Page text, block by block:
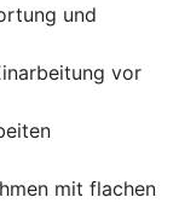
und
vor
mit flachen